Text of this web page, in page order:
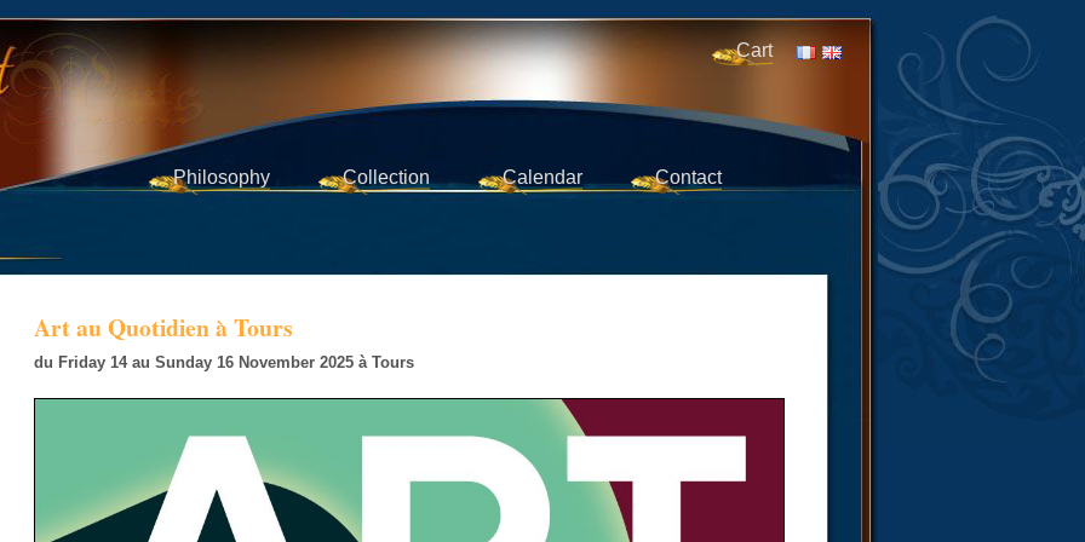
Art au Quotidien à Tours
du Friday 14 au Sunday 16 November 2025 à Tours
Philosophy Collection Calendar Contact
Cart